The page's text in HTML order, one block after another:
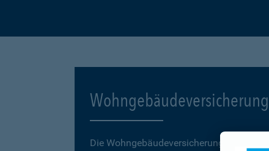
Wohngebäudeversicherung
Die Wohngebäudeversicherung umfasst